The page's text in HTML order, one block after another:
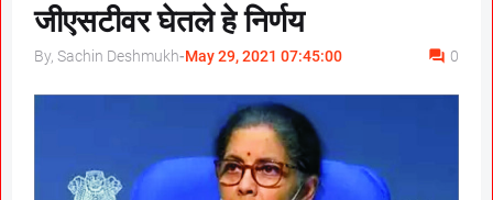
जीएसटीवर घेतले हे निर्णय
By, Sachin Deshmukh-May 29, 2021 07:45:00 0